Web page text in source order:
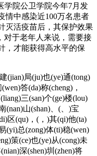
院公卫学院今年7月发
情中感染近100万名患者
灭活疫苗后，其保护效果
对于老年人来说，需要接
，才能获得高水平的保
局(ju)也(ye)通(tong)
答(da)称(cheng)，
三(san)个(ge)楼(lou)
(nan)山(shan)、(、)宝
区(qu)，(，)其(qi)他(ta)
(yi)总(zong)体(ti)稳(wen)
策(ce)也(ye)从(cong)未
深(shen)圳(zhen)将